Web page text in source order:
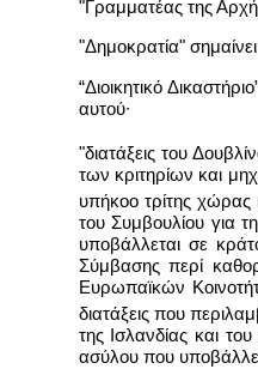
"Γραμματέας της
"Δημοκρατία"
“Διοικητικό
αυτού∙
"διατάξεις του
των κριτηρίων και
υπήκοο τρίτης
του Συμβουλίου για
υποβάλλεται σε
Σύμβασης περί
Ευρωπαϊκών
διατάξεις που
της Ισλανδίας και
ασύλου που